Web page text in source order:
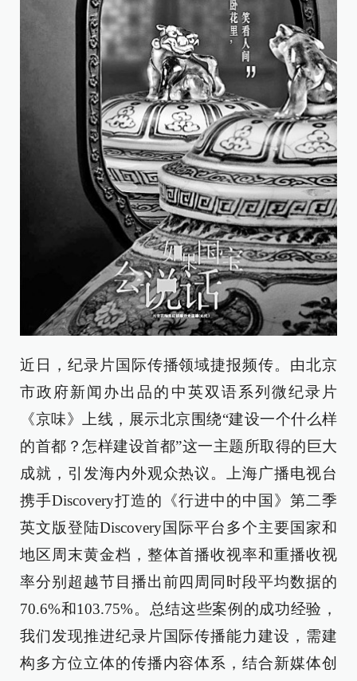
近日，纪录片国际传播领域捷报频传。由北京
市政府新闻办出品的中英双语系列微纪录片
《京味》上线，展示北京围绕“建设一个什么样
的首都？怎样建设首都”这一主题所取得的巨大
成就，引发海内外观众热议。上海广播电视台
携手Discovery打造的《行进中的中国》第二季
英文版登陆Discovery国际平台多个主要国家和
地区周末黄金档，整体首播收视率和重播收视
率分别超越节目播出前四周同时段平均数据的
70.6%和103.75%。总结这些案例的成功经验，
我们发现推进纪录片国际传播能力建设，需建
构多方位立体的传播内容体系，结合新媒体创